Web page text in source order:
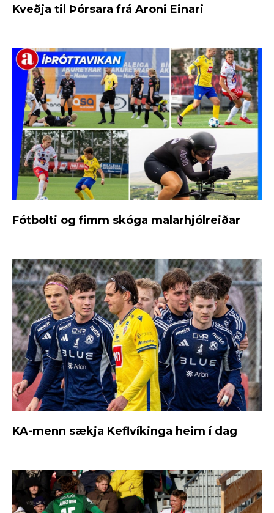
Kveðja til Þórsara frá Aroni Einari
Fótbolti og fimm skóga malarhjólreiðar
KA-menn sækja Keflvíkinga heim í dag